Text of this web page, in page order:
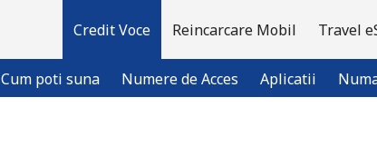
Credit Voce
Cum poti suna Numere de Acces Aplicatii
Reincarcare Mobil Travel